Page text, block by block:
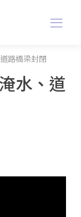
路橋梁封閉
水、道